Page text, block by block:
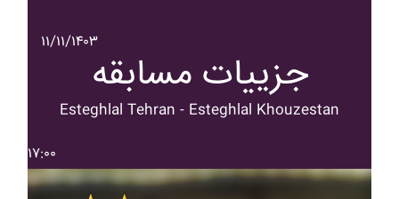
۱۱/۱۱/۱۴۰۳
جزییات مسابقه
Esteghlal Tehran - Esteghlal Khouzestan
۱۷:۰۰